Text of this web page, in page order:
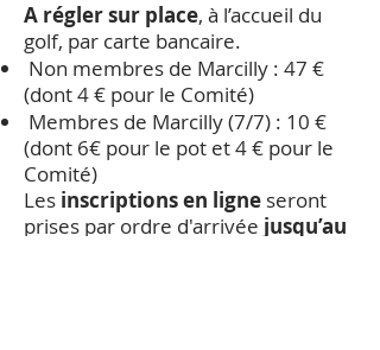
A régler sur place, à l’accueil du
golf, par carte bancaire.
Non membres de Marcilly : 47 €
(dont 4 € pour le Comité)
Membres de Marcilly (7/7) : 10 €
(dont 6€ pour le pot et 4 € pour le
Comité)
Les inscriptions en ligne seront
prises par ordre d'arrivée jusqu’au